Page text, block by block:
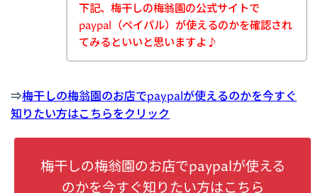
下記、梅干しの梅翁園の公式サイトで
paypal（ペイパル）が使えるのかを確認され
てみるといいと思いますよ♪
⇒梅干しの梅翁園のお店でpaypalが使えるのかを今すぐ
知りたい方はこちらをクリック
梅干しの梅翁園のお店でpaypalが使える
のかを今すぐ知りたい方はこちら